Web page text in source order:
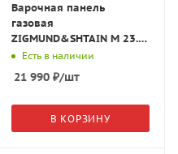
Варочная панель
газовая
ZIGMUND&SHTAIN M 23.4
W Есть в наличии
21 990₽/шт
В КОРЗИНУ